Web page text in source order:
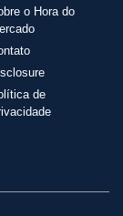
o Hora do
de